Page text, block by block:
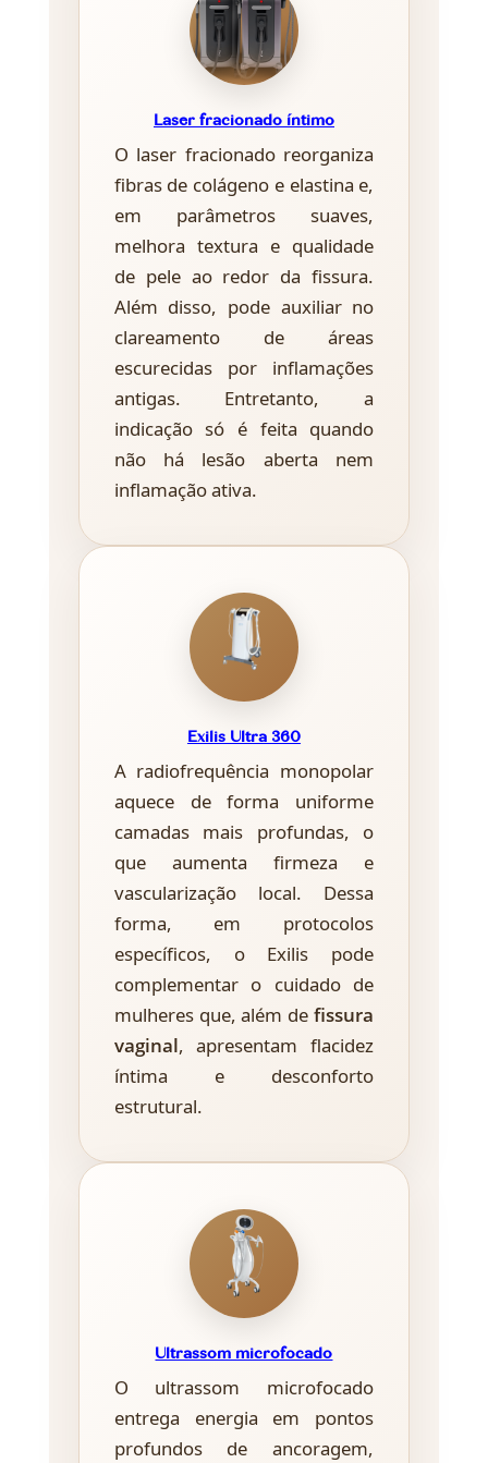
Laser fracionado íntimo
O laser fracionado reorganiza
fibras de colágeno e elastina e,
em parâmetros suaves,
melhora textura e qualidade
de pele ao redor da fissura.
Além disso, pode auxiliar no
clareamento de áreas
escurecidas por inflamações
antigas. Entretanto, a
indicação só é feita quando
não há lesão aberta nem
inflamação ativa.
Exilis Ultra 360
A radiofrequência monopolar
aquece de forma uniforme
camadas mais profundas, o
que aumenta firmeza e
vascularização local. Dessa
forma, em protocolos
específicos, o Exilis pode
complementar o cuidado de
mulheres que, além defissura
vaginal, apresentam flacidez
íntima e desconforto
estrutural.
Ultrassom microfocado
O ultrassom microfocado
entrega energia em pontos
profundos de ancoragem,